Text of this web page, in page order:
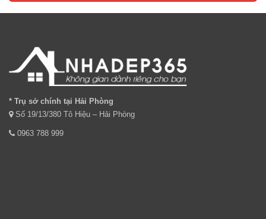
* Trụ sở chính tại Hải Phòng
Số 19/13/380 Tô Hiệu – Hải Phòng
0963 788 999